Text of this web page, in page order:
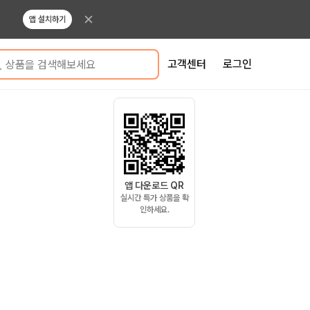
앱 설치하기
상품을 검색해보세요 고객센터 로그인
앱 다운로드 QR
실시간 특가 상품을 확
인하세요.